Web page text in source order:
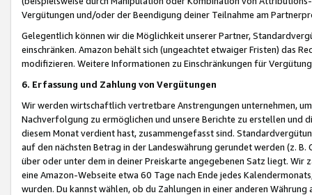
Vergütungen und/oder der Beendigung deiner Teilnahme am
Gelegentlich können wir die Möglichkeit unserer Partner,
einschränken. Amazon behält sich (ungeachtet etwaiger Fristen) das
modifizieren. Weitere Informationen zu Einschränkungen für
6. Erfassung und Zahlung von Vergütungen
Wir werden wirtschaftlich vertretbare Anstrengungen unternehmen,
Nachverfolgung zu ermöglichen und unsere Berichte zu erstellen und
diesem Monat verdient hast, zusammengefasst sind.
auf den nächsten Betrag in der Landeswährung gerundet werden (z.
über oder unter dem in deiner Preiskarte angegebenen Satz liegt.
eine Amazon-Webseite etwa 60 Tage nach Ende jedes
wurden. Du kannst wählen, ob du Zahlungen in einer anderen